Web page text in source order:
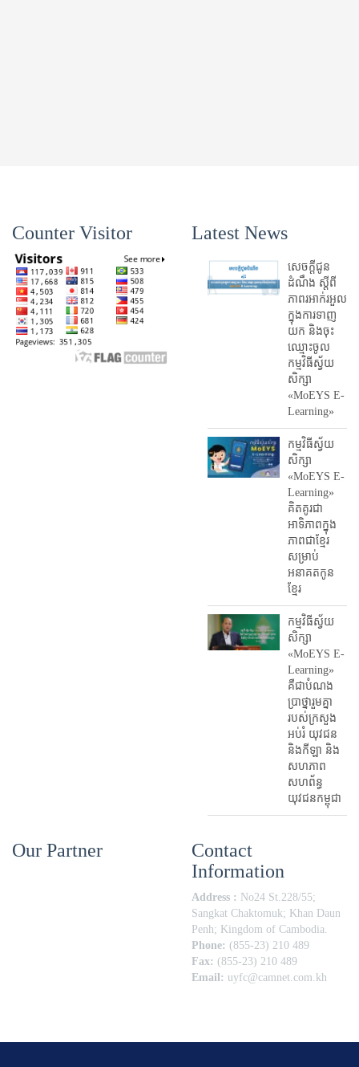
Counter Visitor Latest News
សេចក្តីជូន
ដំណឹង ស្តី​ពី
ភាព​រអាក់រអួល​
ក្នុងការ​ទាញ​
យក និង​ចុះ​
ឈ្មោះ​ចូល​
កម្មវិធី​ស្វ័យ
សិក្សា
«MoEYS E-
Learning»
កម្មវិធីស្វ័យ
សិក្សា
«MoEYS E-
Learning»
គិតគូរជា
អាទិភាពក្នុង
ភាពជាខ្មែរ
សម្រាប់
អនាគតកូន
ខ្មែរ
កម្មវិធីស្វ័យ
សិក្សា
«MoEYS E-
Learning»
គឺជាបំណង
ប្រាថ្នារួមគ្នា
របស់ក្រសួង
អប់រំ​ យុវជន
និងកីឡា និង
សហភាព
សហព័ន្ធ
យុវជនកម្ពុជា
Our Partner
Contact
Information
Address : No24 St.228/55;
Sangkat Chaktomuk; Khan Daun
Penh; Kingdom of Cambodia.
Phone: (855-23) 210 489
Fax: (855-23) 210 489
Email: uyfc@camnet.com.kh